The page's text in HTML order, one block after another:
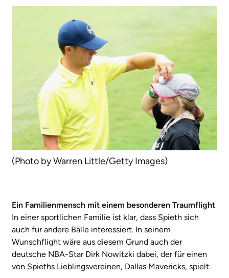
(Photo by Warren Little/Getty Images)
Ein Familienmensch mit einem besonderen Traumflight
In einer sportlichen Familie ist klar, dass Spieth sich
auch für andere Bälle interessiert. In seinem
Wunschflight wäre aus diesem Grund auch der
deutsche NBA-Star Dirk Nowitzki dabei, der für einen
von Spieths Lieblingsvereinen, Dallas Mavericks, spielt.